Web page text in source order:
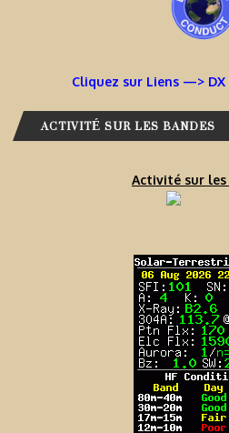
Cliquez sur Liens —> DX
ACTIVITÉ SUR LES BANDES
Activité sur les